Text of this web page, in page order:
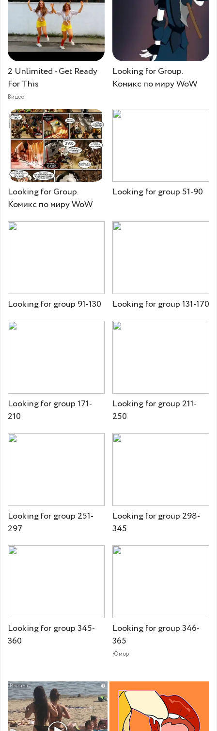
2 Unlimited - Get Ready
For This
Видео
Looking for Group.
Комикс по миру WoW
Looking for Group.
Комикс по миру WoW
Looking for group 51-90
Looking for group 91-130 Looking for group 131-170
Looking for group 171-
210
Looking for group 211-
250
Looking for group 251-
297
Looking for group 298-
345
Looking for group 345-
360
Looking for group 346-
365
Юмор
i